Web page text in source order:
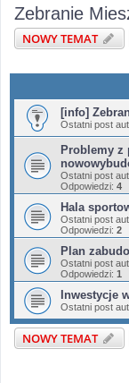
Zebranie
NOWY TEMAT
[info]
Ostatni post
Problemy z
Ostatni post
Odpowiedzi: 4
Hala
Ostatni post
Odpowiedzi: 2
Plan
Ostatni post
Odpowiedzi: 1
Inwestycje
Ostatni post
NOWY TEMAT